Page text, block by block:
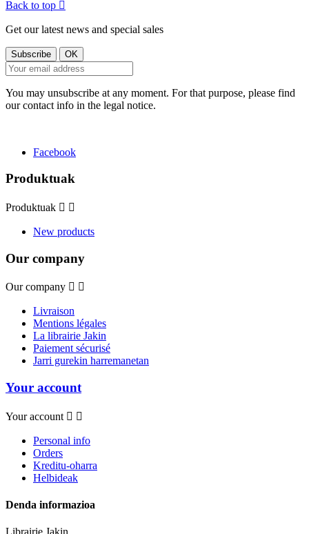
Back to top 
Get our latest news and special sales
You may unsubscribe at any moment. For that purpose, please find
our contact info in the legal notice.
Facebook
Produktuak
Produktuak  
New products
Our company
Our company  
Livraison
Mentions légales
La librairie Jakin
Paiement sécurisé
Jarri gurekin harremanetan
Your account
Your account  
Personal info
Orders
Kreditu-oharra
Helbideak
Denda informazioa